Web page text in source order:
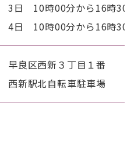
3日 10時00分から16時30
4日 10時00分から16時30
早良区西新３丁目１番
西新駅北自転車駐車場